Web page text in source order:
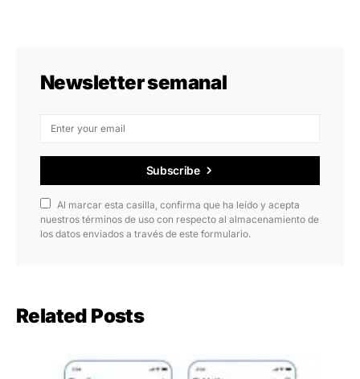
Newsletter semanal
Subscribe
Al marcar esta casilla, confirma que ha leído y acepta
nuestros términos de uso con respecto al almacenamiento de
los datos enviados a través de este formulario.
Related Posts